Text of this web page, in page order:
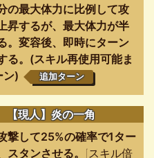
の最大体力に比例して攻
昇するが、最大体力が半
。変容後、即時にターン
る。(スキル再使用可能ま
ン)
追加ターン
【現人】炎の一角
撃して25%の確率で1ター
スタンさせる。 [スキル倍